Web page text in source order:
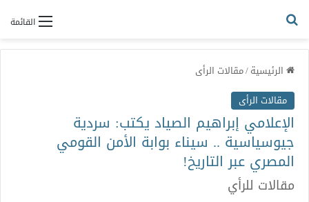
القائمة
الرئيسية/مقالات الرأى
مقالات الرأى
الإعلامي إبراهيم الصياد يكتب: سردية
جيوسياسية .. سيناء بوابة الأمن القومي
المصري عبر التاريخ!
مقالات للرأي